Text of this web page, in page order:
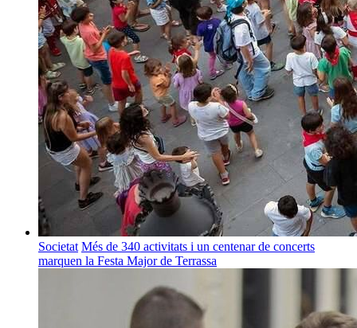
Societat Més de 340 activitats i un centenar de concerts
marquen la Festa Major de Terrassa